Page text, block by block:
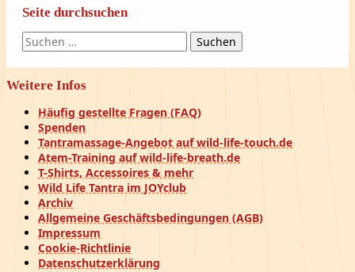
Seite durchsuchen
Suchen
nach:
Weitere Infos
Häufig gestellte Fragen (FAQ)
Spenden
Tantramassage-Angebot auf wild-life-touch.de
Atem-Training auf wild-life-breath.de
T-Shirts, Accessoires & mehr
Wild Life Tantra im JOYclub
Archiv
Allgemeine Geschäftsbedingungen (AGB)
Impressum
Cookie-Richtlinie
Datenschutzerklärung